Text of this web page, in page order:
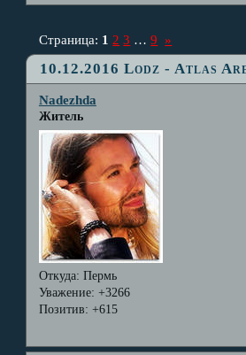
10.12.2016 Lodz - Atlas
Страница: 1 2 3 … 9 »
Nadezhda
Житель
Откуда: Пермь
Уважение: +3266
Позитив: +615